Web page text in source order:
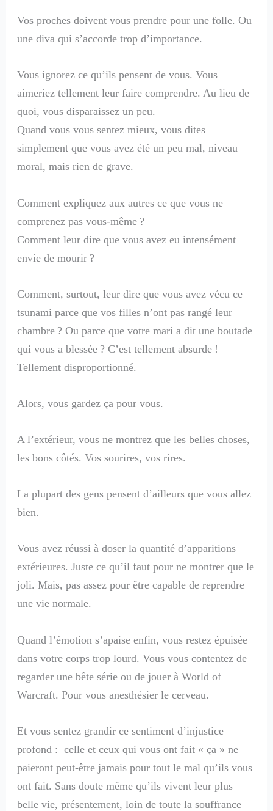
Vos proches doivent vous prendre pour une folle. Ou
une diva qui s’accorde trop d’importance.
Vous ignorez ce qu’ils pensent de vous. Vous
aimeriez tellement leur faire comprendre. Au lieu de
quoi, vous disparaissez un peu.
Quand vous vous sentez mieux, vous dites
simplement que vous avez été un peu mal, niveau
moral, mais rien de grave.
Comment expliquez aux autres ce que vous ne
comprenez pas vous-même ?
Comment leur dire que vous avez eu intensément
envie de mourir ?
Comment, surtout, leur dire que vous avez vécu ce
tsunami parce que vos filles n’ont pas rangé leur
chambre ? Ou parce que votre mari a dit une boutade
qui vous a blessée ? C’est tellement absurde !
Tellement disproportionné.
Alors, vous gardez ça pour vous.
A l’extérieur, vous ne montrez que les belles choses,
les bons côtés. Vos sourires, vos rires.
La plupart des gens pensent d’ailleurs que vous allez
bien.
Vous avez réussi à doser la quantité d’apparitions
extérieures. Juste ce qu’il faut pour ne montrer que le
joli. Mais, pas assez pour être capable de reprendre
une vie normale.
Quand l’émotion s’apaise enfin, vous restez épuisée
dans votre corps trop lourd. Vous vous contentez de
regarder une bête série ou de jouer à World of
Warcraft. Pour vous anesthésier le cerveau.
Et vous sentez grandir ce sentiment d’injustice
profond : celle et ceux qui vous ont fait « ça » ne
paieront peut-être jamais pour tout le mal qu’ils vous
ont fait. Sans doute même qu’ils vivent leur plus
belle vie, présentement, loin de toute la souffrance